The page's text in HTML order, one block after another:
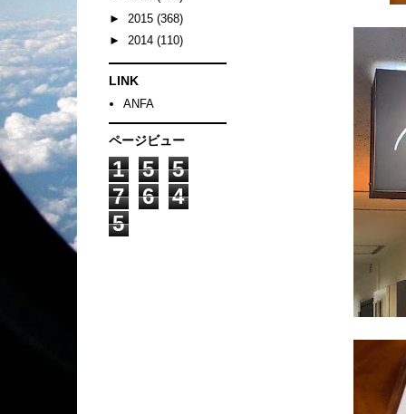
► 2015 (368)
► 2014 (110)
LINK
ANFA
ページビュー
1 5
5
7
6
4
5